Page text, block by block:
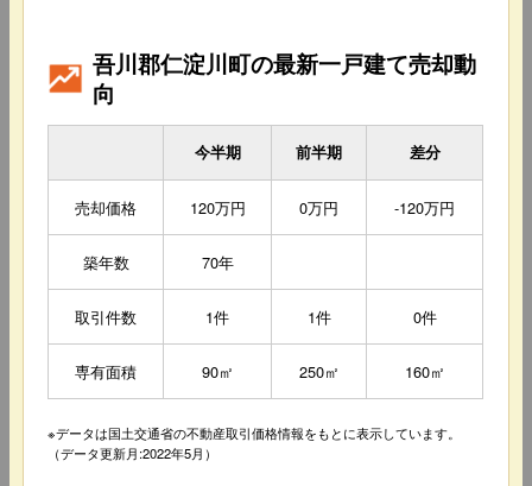
吾川郡仁淀川町の最新一戸建て売却動
向
今半期 前半期 差分
売却価格 120万円 0万円 -120万円
築年数 70年
取引件数 1件 1件 0件
専有面積 90㎡ 250㎡ 160㎡
※データは国土交通省の不動産取引価格情報をもとに表示しています。
（データ更新月:2022年5月）